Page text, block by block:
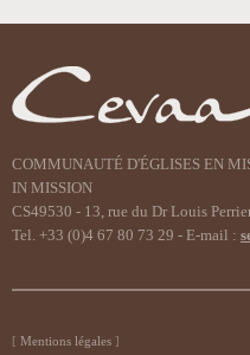
COMMUNAUTÉ D'ÉGLISES EN
IN MISSION
CS49530 - 13, rue du Dr Louis
Tel. +33 (0)4 67 80 73 29 - E-mail :
Mentions légales